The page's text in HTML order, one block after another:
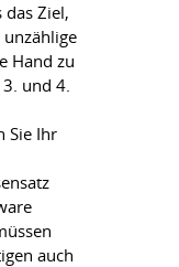
das Ziel,
Hand zu
und 4.
Sie Ihr
auch